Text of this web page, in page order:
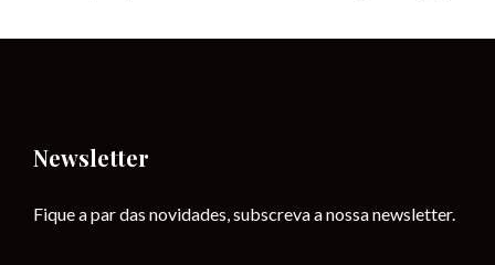
Newsletter
Fique a par das novidades, subscreva a nossa newsletter.